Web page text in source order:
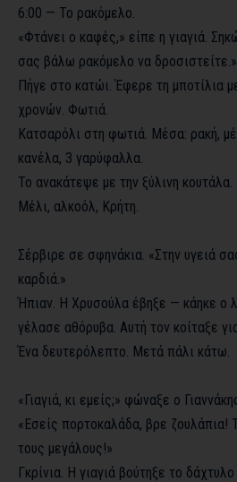
6:00 — Το ρακόμελο.
«Φτάνει ο καφές,» είπε η γιαγιά.
σας βάλω ρακόμελο να δροσιστείτε.»
Πήγε στο κατώι. Έφερε τη μποτίλια
χρονών. Φωτιά.
Κατσαρόλι στη φωτιά. Μέσα: ρακή,
κανέλα, 3 γαρύφαλλα.
Το ανακάτεψε με την ξύλινη
Μέλι, αλκοόλ, Κρήτη.
Σέρβιρε σε σφηνάκια. «Στην υγειά
καρδιά.»
Ήπιαν. Η Χρυσούλα έβηξε — κάηκε ο
γέλασε αθόρυβα. Αυτή τον κοίταξε
Ένα δευτερόλεπτο. Μετά πάλι κάτω.
«Γιαγιά, κι εμείς;» φώναξε ο
«Εσείς πορτοκαλάδα, βρε ζουλάπια!
τους μεγάλους!»
Γκρίνια. Η γιαγιά βούτηξε το